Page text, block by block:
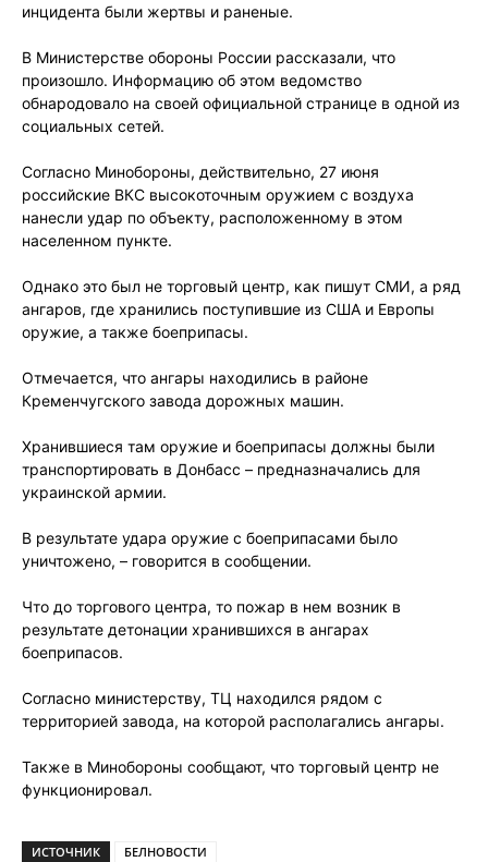
инцидента были жертвы и раненые.
В Министерстве обороны России рассказали, что
произошло. Информацию об этом ведомство
обнародовало на своей официальной странице в одной из
социальных сетей.
Согласно Минобороны, действительно, 27 июня
российские ВКС высокоточным оружием с воздуха
нанесли удар по объекту, расположенному в этом
населенном пункте.
Однако это был не торговый центр, как пишут СМИ, а ряд
ангаров, где хранились поступившие из США и Европы
оружие, а также боеприпасы.
Отмечается, что ангары находились в районе
Кременчугского завода дорожных машин.
Хранившиеся там оружие и боеприпасы должны были
транспортировать в Донбасс – предназначались для
украинской армии.
В результате удара оружие с боеприпасами было
уничтожено, – говорится в сообщении.
Что до торгового центра, то пожар в нем возник в
результате детонации хранившихся в ангарах
боеприпасов.
Согласно министерству, ТЦ находился рядом с
территорией завода, на которой располагались ангары.
Также в Минобороны сообщают, что торговый центр не
функционировал.
ИСТОЧНИК
БЕЛНОВОСТИ